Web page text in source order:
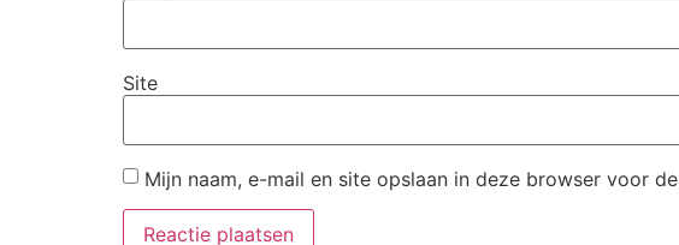
Site
Mijn naam, e-mail en site opslaan in deze browser voor